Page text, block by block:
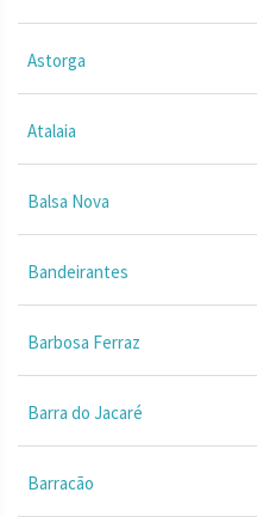
Astorga
Atalaia
Balsa Nova
Bandeirantes
Barbosa Ferraz
Barra do Jacaré
Barracão